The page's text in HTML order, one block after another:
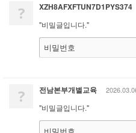
? XZH8AFXFTUN7D1PYS374
"비밀글입니다."
비밀번호
? 전남본부개별교육
"비밀글입니다."